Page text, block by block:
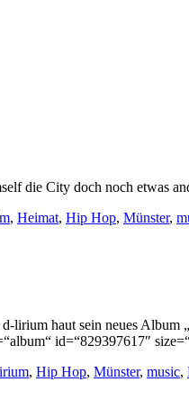
die City doch noch etwas
, Heimat, Hip Hop, Münster,
haut sein neues
id=“829397617″
, Hip Hop, Münster, music,